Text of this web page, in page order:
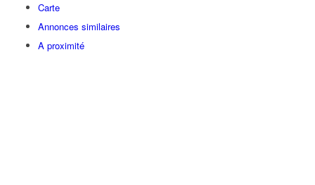
Carte
Annonces similaires
A proximité